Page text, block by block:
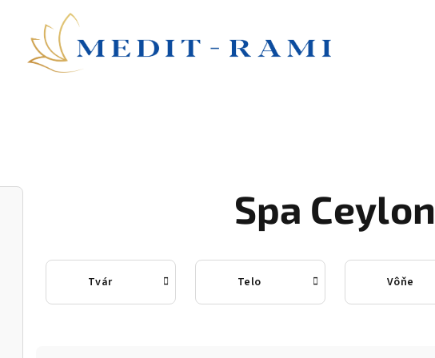
Spa Ceylon
Tvár Telo Vôňe